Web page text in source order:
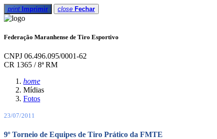
print Imprimir close Fechar
Federação Maranhense de Tiro Esportivo
CNPJ 06.496.095/0001-62
CR 1365 / 8ª RM
home
Mídias
Fotos
23/07/2011
9º Torneio de Equipes de Tiro Prático da FMTE